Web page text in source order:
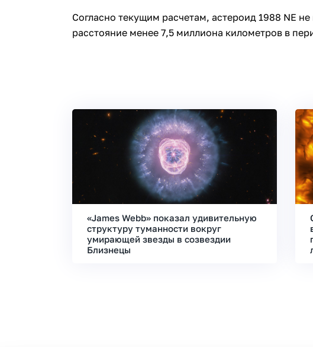
Согласно текущим расчетам, астероид 1988 NE
расстояние менее 7,5 миллиона километров в
«James Webb» показал удивительную
структуру туманности вокруг
умирающей звезды в созвездии
Близнецы